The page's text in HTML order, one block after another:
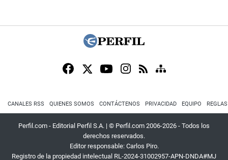
CANALES RSS QUIENES SOMOS CONTÁCTENOS PRIVACIDAD EQUIPO
Perfil.com - Editorial Perfil S.A. | © Perfil.com 2006-2026 - Todos los
derechos reservados.
Editor responsable: Carlos Piro.
Registro de la propiedad intelectual RL-2024-31002957-APN-DNDA#MJ